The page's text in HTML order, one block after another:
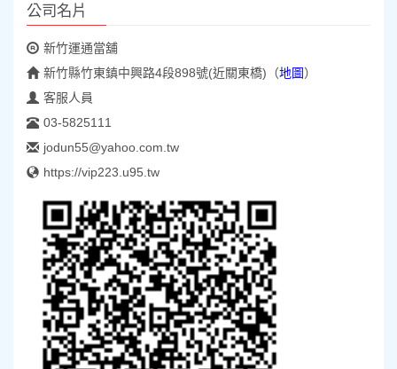
公司名片
新竹運通當舖
新竹縣竹東鎮中興路4段898號(近關東橋) （地圖）
客服人員
03-5825111
jodun55@yahoo.com.tw
https://vip223.u95.tw